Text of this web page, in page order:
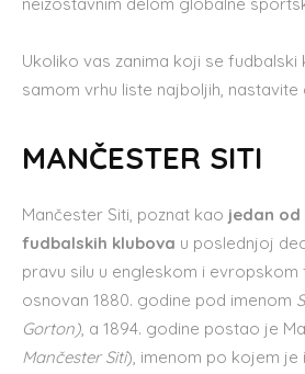
neizostavnim delom globalne
Ukoliko vas zanima koji se fudbalski
samom vrhu liste najboljih, nastavite
MANČESTER SITI
Mančester Siti, poznat kao jedan
fudbalskih klubova u poslednjoj
pravu silu u engleskom i evropskom
osnovan 1880. godine pod imenom
Gorton), a 1894. godine postao je
Mančester Siti), imenom po kojem je